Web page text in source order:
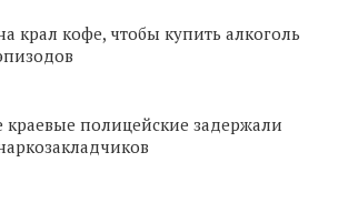
крал кофе, чтобы купить алкоголь
краевые полицейские задержали